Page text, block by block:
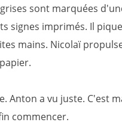
sont marquées
signes imprimés. Il pique
mains. Nicolaï
Anton a vu juste. C'est
commencer.